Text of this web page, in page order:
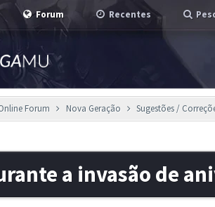
Forum Recentes
Forum Nova Geração Sugestões /
a invasão de